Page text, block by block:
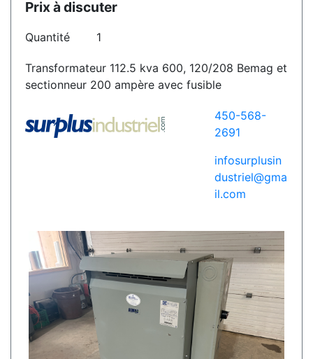
Prix à discuter
Quantité 1
Transformateur 112.5 kva 600, 120/208 Bemag et
sectionneur 200 ampère avec fusible
450-568-
2691
infosurplusin
dustriel@gma
il.com